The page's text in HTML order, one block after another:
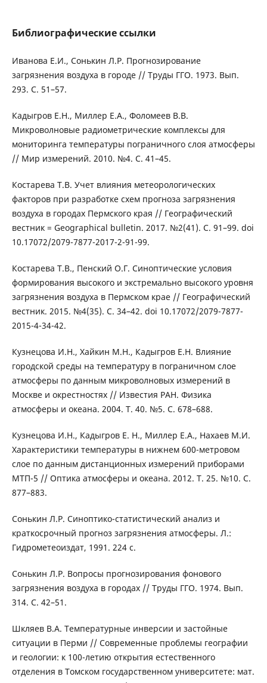
Библиографические ссылки
Иванова Е.И., Сонькин Л.Р. Прогнозирование
загрязнения воздуха в городе // Труды ГГО. 1973. Вып.
293. С. 51–57.
Кадыгров Е.Н., Миллер Е.А., Фоломеев В.В.
Микроволновые радиометрические комплексы для
мониторинга температуры пограничного слоя атмосферы
// Мир измерений. 2010. №4. С. 41–45.
Костарева Т.В. Учет влияния метеорологических
факторов при разработке схем прогноза загрязнения
воздуха в городах Пермского края // Географический
вестник = Geographical bulletin. 2017. №2(41). С. 91–99. doi
10.17072/2079-7877-2017-2-91-99.
Костарева Т.В., Пенский О.Г. Синоптические условия
формирования высокого и экстремально высокого уровня
загрязнения воздуха в Пермском крае // Географический
вестник. 2015. №4(35). С. 34–42. doi 10.17072/2079-7877-
2015-4-34-42.
Кузнецова И.Н., Хайкин М.Н., Кадыгров Е.Н. Влияние
городской среды на температуру в пограничном слое
атмосферы по данным микроволновых измерений в
Москве и окрестностях // Известия РАН. Физика
атмосферы и океана. 2004. Т. 40. №5. С. 678–688.
Кузнецова И.Н., Кадыгров Е. Н., Миллер Е.А., Нахаев М.И.
Характеристики температуры в нижнем 600-метровом
слое по данным дистанционных измерений приборами
МТП-5 // Оптика атмосферы и океана. 2012. Т. 25. №10. С.
877–883.
Сонькин Л.Р. Синоптико-статистический анализ и
краткосрочный прогноз загрязнения атмосферы. Л.:
Гидрометеоиздат, 1991. 224 с.
Сонькин Л.Р. Вопросы прогнозирования фонового
загрязнения воздуха в городах // Труды ГГО. 1974. Вып.
314. С. 42–51.
Шкляев В.А. Температурные инверсии и застойные
ситуации в Перми // Современные проблемы географии
и геологии: к 100-летию открытия естественного
отделения в Томском государственном университете: мат.